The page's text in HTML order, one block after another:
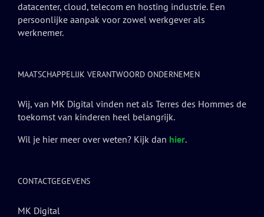
datacenter, cloud, telecom en hosting industrie. Een
persoonlijke aanpak voor zowel werkgever als
werknemer.
MAATSCHAPPELIJK VERANTWOORD ONDERNEMEN
Wij, van MK Digital vinden net als Terres des Hommes de
toekomst van kinderen heel belangrijk.
Wil je hier meer over weten? Kijk dan hier.
CONTACTGEGEVENS
MK Digital